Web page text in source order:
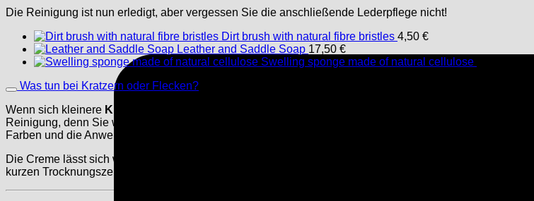
Die Reinigung ist nun erledigt, aber vergessen Sie die anschließende Lederpflege nicht!
Dirt brush with natural fibre bristles 4,50 €
Leather and Saddle Soap 17,50 €
Swelling sponge made of natural cellulose
Was tun bei Kratzern oder Flecken?
Wenn sich kleinere Kratzer
auf dem Glattleder gebildet haben, können Sie diese relativ gut mit einem
Reinigung, denn Sie wollen vorhandenen Schmutz ja nicht noch tiefer ins Leder einmassieren!)
Farben und die Anwendung ist denkbar einfach.
Die Creme lässt sich wunderbar mit einer Auftragsbürste oder einem Baumwolltuch auf dem Leder
kurzen Trocknungszeit kann das Leder mit einer Glanzbürste durch Reibung auf Glanz gebracht